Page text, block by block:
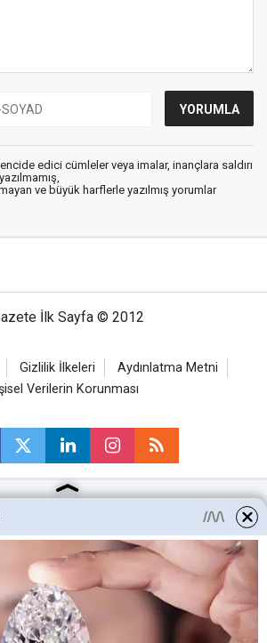
edici cümleler veya imalar, inançlara saldırı
ve büyük harflerle yazılmış yorumlar
İlk Sayfa © 2012
Gizlilik İlkeleri
Aydınlatma Metni
Verilerin Korunması